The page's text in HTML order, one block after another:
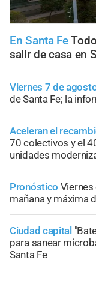
En Santa Fe
salir de casa en
Viernes 7 de
de Santa Fe; la
Aceleran el
70 colectivos y el
unidades
Pronóstico
mañana y máxima
Ciudad capital
para sanear
Santa Fe